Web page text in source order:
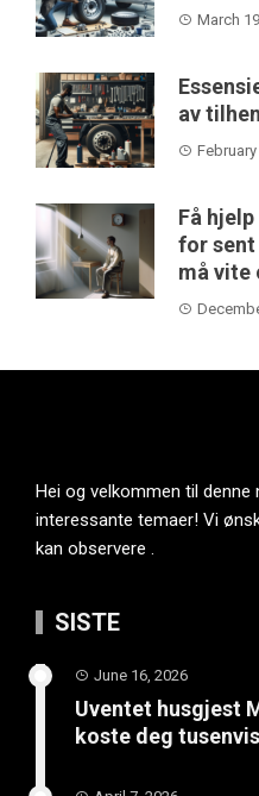
March
av
Få
for sent
må vite
Hei og velkommen til
interessante temaer! Vi
kan observere .
SISTE
June 16, 2026
Uventet husgjest
koste deg tusenvis